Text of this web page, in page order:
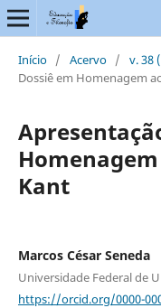
Início / Acervo / v. 38
Dossiê em Homenagem
Kant
Marcos César Seneda
Universidade Federal de
https://orcid.org/0000-